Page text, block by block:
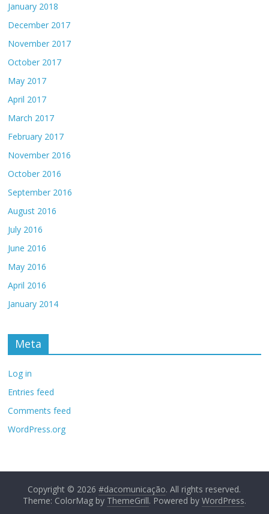
January 2018
December 2017
November 2017
October 2017
May 2017
April 2017
March 2017
February 2017
November 2016
October 2016
September 2016
August 2016
July 2016
June 2016
May 2016
April 2016
January 2014
Meta
Log in
Entries feed
Comments feed
WordPress.org
Copyright © 2026#dacomunicação. All rights reserved.
Theme: ColorMag by ThemeGrill. Powered by WordPress.